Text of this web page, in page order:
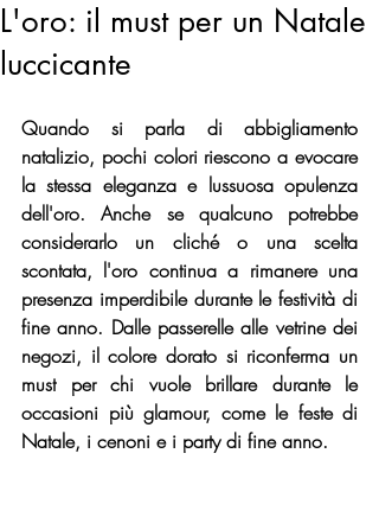
L'oro: il must per un Natale
luccicante
Quando si parla di abbigliamento
natalizio, pochi colori riescono a evocare
la stessa eleganza e lussuosa opulenza
dell'oro. Anche se qualcuno potrebbe
considerarlo un cliché o una scelta
scontata, l'oro continua a rimanere una
presenza imperdibile durante le festività di
fine anno. Dalle passerelle alle vetrine dei
negozi, il colore dorato si riconferma un
must per chi vuole brillare durante le
occasioni più glamour, come le feste di
Natale, i cenoni e i party di fine anno.